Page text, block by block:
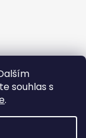
souhlas s
.